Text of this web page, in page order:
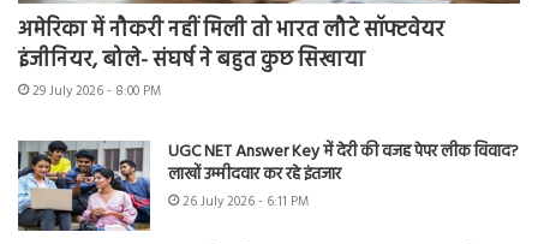
अमेरिका में नौकरी नहीं मिली तो भारत लौटे सॉफ्टवेयर
इंजीनियर, बोले- संघर्ष ने बहुत कुछ सिखाया
29 July 2026 - 8:00 PM
UGC NET Answer Key में देरी की वजह पेपर लीक विवाद?
लाखों उम्मीदवार कर रहे इंतजार
26 July 2026 - 6:11 PM